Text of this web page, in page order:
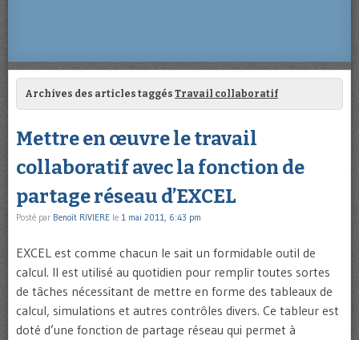
Archives des articles taggés Travail collaboratif
Mettre en œuvre le travail
collaboratif avec la fonction de
partage réseau d’EXCEL
Posté par Benoît RIVIERE le 1 mai 2011, 6:43 pm
EXCEL est comme chacun le sait un formidable outil de
calcul. Il est utilisé au quotidien pour remplir toutes sortes
de tâches nécessitant de mettre en forme des tableaux de
calcul, simulations et autres contrôles divers. Ce tableur est
doté d’une fonction de partage réseau qui permet à